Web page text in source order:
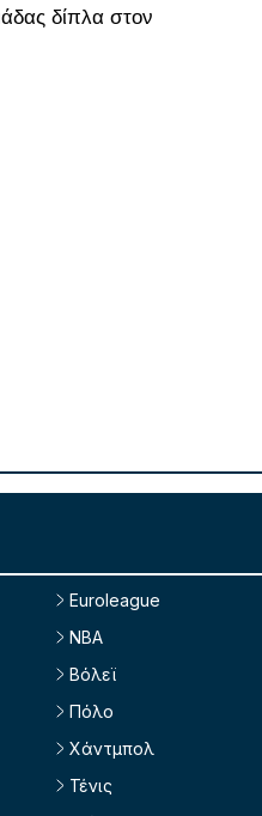
δίπλα στον
Euroleague
NBA
Βόλεϊ
Πόλο
Χάντμπολ
Τένις